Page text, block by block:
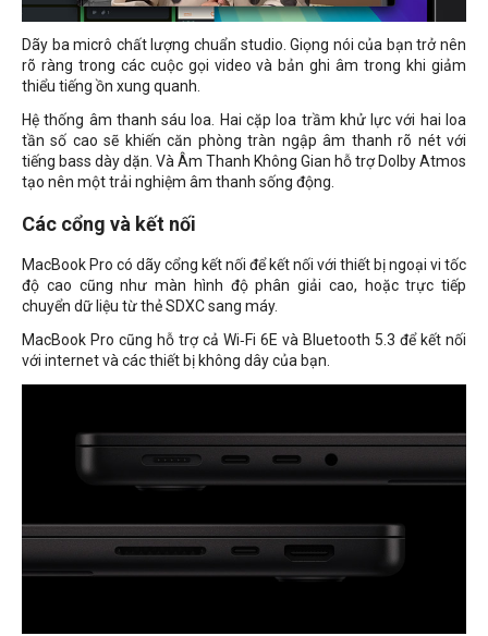
Dãy ba micrô chất lượng chuẩn studio. Giọng nói của bạn trở nên
rõ ràng trong các cuộc gọi video và bản ghi âm trong khi giảm
thiểu tiếng ồn xung quanh.
Hệ thống âm thanh sáu loa. Hai cặp loa trầm khử lực với hai loa
tần số cao sẽ khiến căn phòng tràn ngập âm thanh rõ nét với
tiếng bass dày dặn. Và Âm Thanh Không Gian hỗ trợ Dolby Atmos
tạo nên một trải nghiệm âm thanh sống động.
Các cổng và kết nối
MacBook Pro có dãy cổng kết nối để kết nối với thiết bị ngoại vi tốc
độ cao cũng như màn hình độ phân giải cao, hoặc trực tiếp
chuyển dữ liệu từ thẻ SDXC sang máy.
MacBook Pro cũng hỗ trợ cả Wi‑Fi 6E và Bluetooth 5.3 để kết nối
với internet và các thiết bị không dây của bạn.